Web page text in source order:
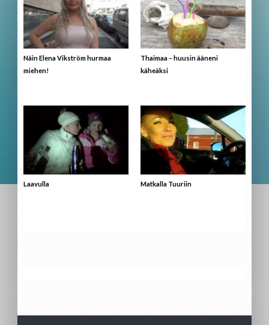
Näin Elena Vikström hurmaa
miehen!
Thaimaa – huusin ääneni
käheäksi
Laavulla Matkalla Tuuriin